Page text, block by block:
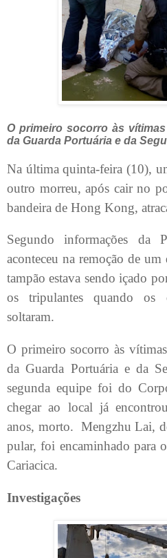
O primeiro socorro às
da Guarda Portuária e da
Na última quinta-feira (10),
outro morreu, após cair no
bandeira de Hong Kong,
Segundo informações da
aconteceu na remoção de
tampão estava sendo içado
os tripulantes quando os
soltaram.
O primeiro socorro às
da Guarda Portuária e da
segunda equipe foi do
chegar ao local já
anos, morto. Mengzhu Lai,
pular, foi encaminhado para
Cariacica.
Investigações